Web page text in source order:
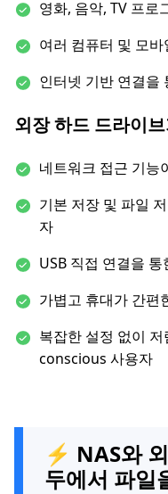
영화, 음악, TV 프로
여러 컴퓨터 및 모
인터넷 기반 연결을
외장 하드 드라이
네트워크 접근 기능
기본 저장 및 파일
자
USB 직접 연결을
가볍고 휴대가 간편
복잡한 설정 없이
conscious 사용자
⚡ NAS와
두에서 파일